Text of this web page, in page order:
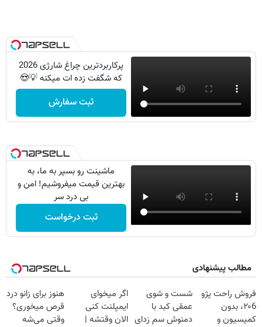
پرکاربردترین چراغ شارژی 2026
که شگفت زده ات میکنه 💡😍
ثبت سفارش
ماشینت رو بسپر به ما، به
بهترین قیمت میفروشیم! امن و
بی درد سر
ثبت درخواست
مطالب پیشنهادی
فروش راحت پژو
۲۰6، بدون
کمیسیون و
شست و شوی
عمقی کبد با
دمنوش سم زدای
اگر میخوای
ایمپلنت کنی
الان وقتشه |
هنوز برای زانو درد
قرص میخوری؟
وقتی می‌شه